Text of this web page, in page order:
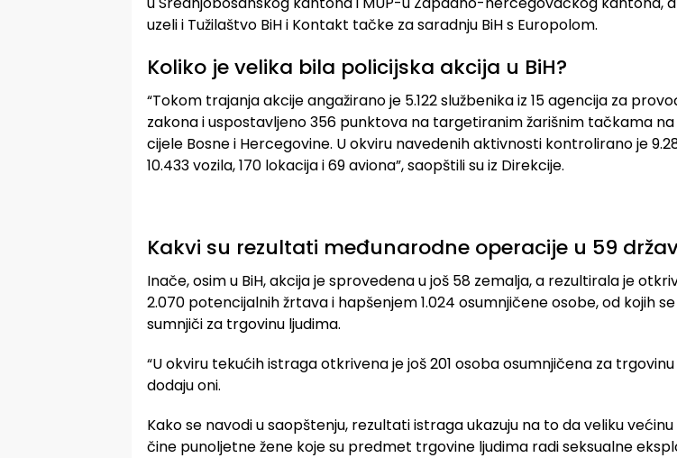
uzeli i Tužilaštvo BiH i Kontakt tačke za saradnju BiH s Europolom.
Koliko je velika bila policijska akcija u BiH?
“Tokom trajanja akcije angažirano je 5.122 službenika iz 15 agencija za
zakona i uspostavljeno 356 punktova na targetiranim žarišnim tačkama
cijele Bosne i Hercegovine. U okviru navedenih aktivnosti kontrolirano je
10.433 vozila, 170 lokacija i 69 aviona”, saopštili su iz Direkcije.
Kakvi su rezultati međunarodne operacije u 59
Inače, osim u BiH, akcija je sprovedena u još 58 zemalja, a rezultirala je
2.070 potencijalnih žrtava i hapšenjem 1.024 osumnjičene osobe, od kojih
sumnjiči za trgovinu ljudima.
“U okviru tekućih istraga otkrivena je još 201 osoba osumnjičena za trgovinu
dodaju oni.
Kako se navodi u saopštenju, rezultati istraga ukazuju na to da veliku
čine punoljetne žene koje su predmet trgovine ljudima radi seksualne